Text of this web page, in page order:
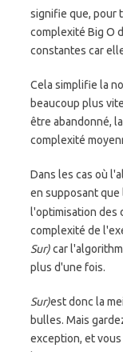
signifie que, pour
complexité Big O
constantes car
Cela simplifie la
beaucoup plus
être abandonné,
complexité
Dans les cas où
en supposant
l'optimisation des
complexité de
Sur)car
plus d'une fois.
Sur)est donc la
bulles. Mais
exception, et